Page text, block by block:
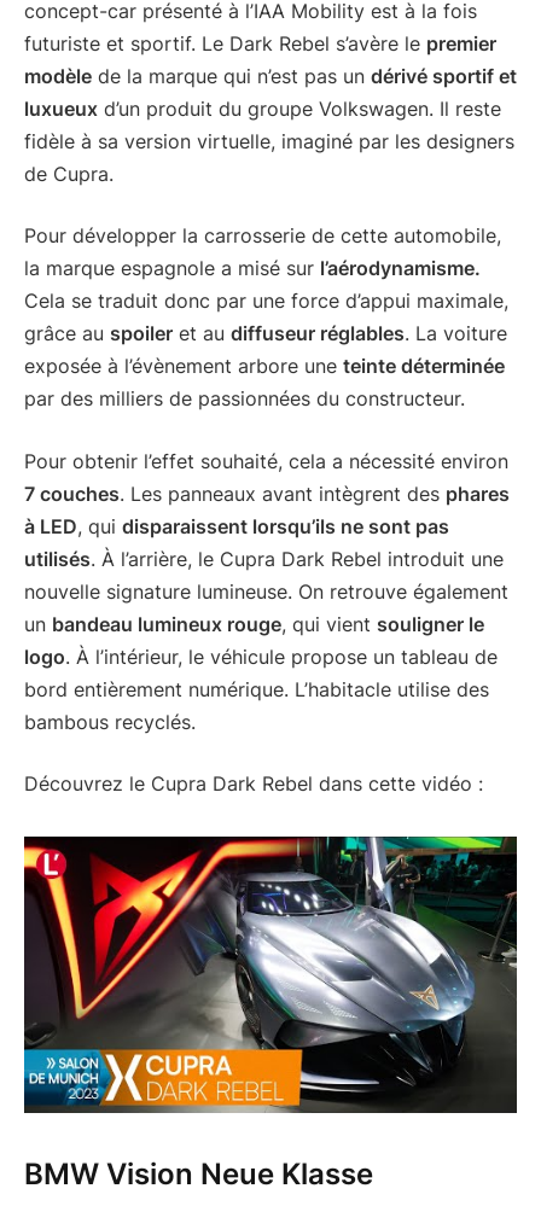
concept-car présenté à l’IAA Mobility est à la fois
futuriste et sportif. Le Dark Rebel s’avère le premier
modèle de la marque qui n’est pas un dérivé sportif et
luxueux d’un produit du groupe Volkswagen. Il reste
fidèle à sa version virtuelle, imaginé par les designers
de Cupra.
Pour développer la carrosserie de cette automobile,
la marque espagnole a misé sur l’aérodynamisme.
Cela se traduit donc par une force d’appui maximale,
grâce au spoiler et au diffuseur réglables. La voiture
exposée à l’évènement arbore une teinte déterminée
par des milliers de passionnées du constructeur.
Pour obtenir l’effet souhaité, cela a nécessité environ
7 couches. Les panneaux avant intègrent des phares
à LED, qui disparaissent lorsqu’ils ne sont pas
utilisés. À l’arrière, le Cupra Dark Rebel introduit une
nouvelle signature lumineuse. On retrouve également
un bandeau lumineux rouge, qui vient souligner le
logo. À l’intérieur, le véhicule propose un tableau de
bord entièrement numérique. L’habitacle utilise des
bambous recyclés.
Découvrez le Cupra Dark Rebel dans cette vidéo :
BMW Vision Neue Klasse